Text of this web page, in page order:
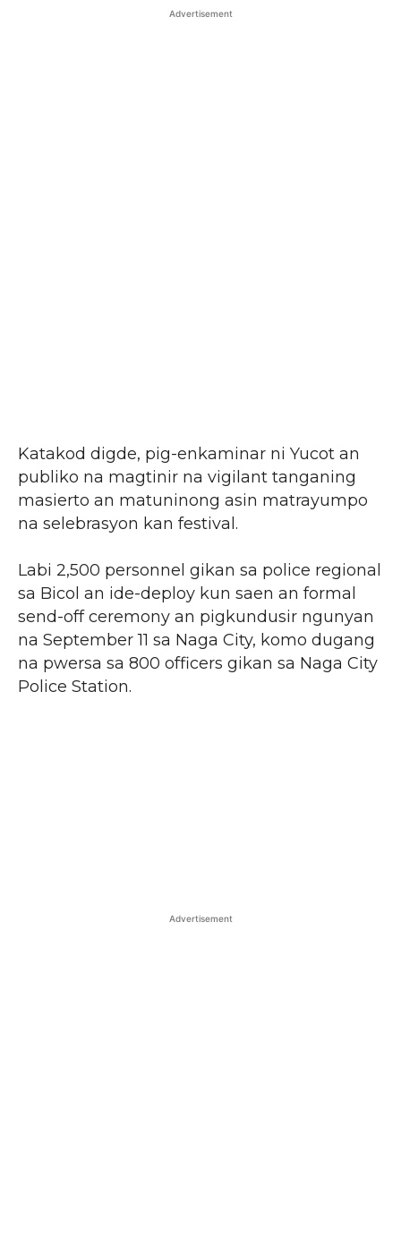
Advertisement
Katakod digde, pig-enkaminar ni Yucot an
publiko na magtinir na vigilant tanganing
masierto an matuninong asin matrayumpo
na selebrasyon kan festival.
Labi 2,500 personnel gikan sa police regional
sa Bicol an ide-deploy kun saen an formal
send-off ceremony an pigkundusir ngunyan
na September 11 sa Naga City, komo dugang
na pwersa sa 800 officers gikan sa Naga City
Police Station.
Advertisement